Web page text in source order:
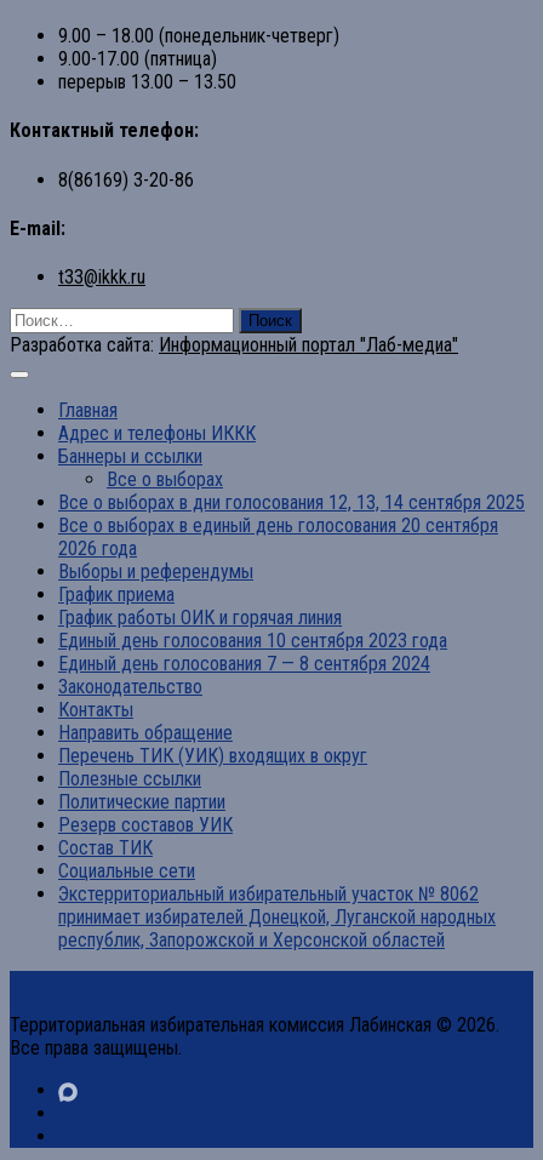
9.00 – 18.00 (понедельник-четверг)
9.00-17.00 (пятница)
перерыв 13.00 – 13.50
Контактный телефон:
8(86169) 3-20-86
E-mail:
t33@ikkk.ru
Найти:
Разработка сайта: Информационный портал "Лаб-медиа"
Главная
Адрес и телефоны ИККК
Баннеры и ссылки
Все о выборах
Все о выборах в дни голосования 12, 13, 14 сентября 2025
Все о выборах в единый день голосования 20 сентября
2026 года
Выборы и референдумы
График приема
График работы ОИК и горячая линия
Единый день голосования 10 сентября 2023 года
Единый день голосования 7 — 8 сентября 2024
Законодательство
Контакты
Направить обращение
Перечень ТИК (УИК) входящих в округ
Полезные ссылки
Политические партии
Резерв составов УИК
Состав ТИК
Социальные сети
Экстерриториальный избирательный участок № 8062
принимает избирателей Донецкой, Луганской народных
республик, Запорожской и Херсонской областей
Территориальная избирательная комиссия Лабинская © 2026.
Все права защищены.